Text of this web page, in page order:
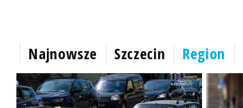
Najnowsze Szczecin Region